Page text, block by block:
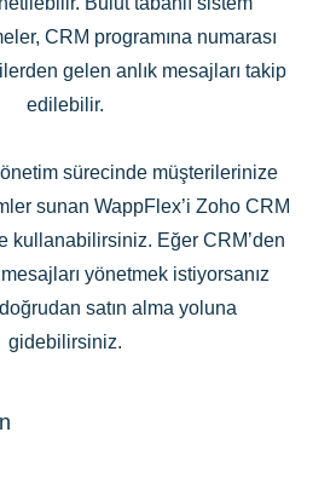
CRM programına numarası
gelen anlık mesajları takip
edilebilir.
sürecinde müşterilerinize
sunan WappFlex’i Zoho CRM
kullanabilirsiniz. Eğer CRM’den
yönetmek istiyorsanız
satın alma yoluna
gidebilirsiniz.